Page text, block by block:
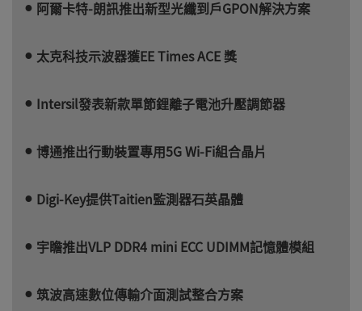
阿爾卡特-朗訊推出新型光纖到戶GPON解決方案
太克科技示波器獲EE Times ACE 獎
Intersil發表新款單節鋰離子電池升壓調節器
博通推出行動裝置專用5G Wi-Fi組合晶片
Digi-Key提供Taitien監測器石英晶體
宇瞻推出VLP DDR4 mini ECC UDIMM記憶體模組
筑波高速數位傳輸介面測試整合方案